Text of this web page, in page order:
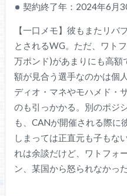
契約終了年：2024年6月
【一口メモ】彼もまたリバ
とされるWG。ただ、ワト
万ポンド)があまりにも高
額が見合う選手なのかは個
ディオ・マネやモハメド・
のも引っかかる。別のポジ
も、CANが開催される際に
しまっては正直元も子もな
れは余談だけど、ワトフォ
ン、某国から怒られなかっ